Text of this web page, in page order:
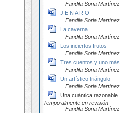
Fandila Soria Martínez
J E N A R O
Fandila Soria Martínez
La caverna
Fandila Soria Martínez
Los inciertos frutos
Fandila Soria Martínez
Tres cuentos y uno más
Fandila Soria Martínez
Un artístico triángulo
Fandila Soria Martínez
Una cuántica razonable
Temporalmente en revisión
Fandila Soria Martínez